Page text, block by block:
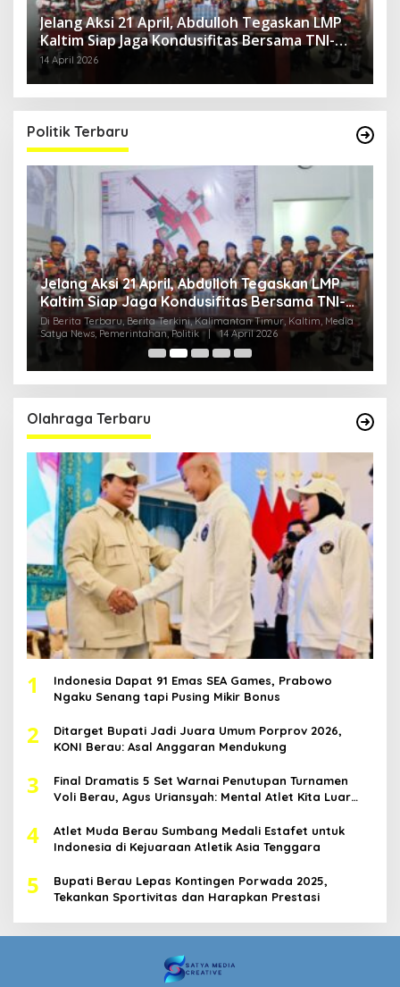
Jelang Aksi 21 April, Abdulloh Tegaskan LMP
Kaltim Siap Jaga Kondusifitas Bersama TNI-
Polri
14 April 2026
Politik Terbaru
Jelang Aksi 21 April, Abdulloh Tegaskan LMP
Kaltim Siap Jaga Kondusifitas Bersama TNI-
Polri
Di Berita Terbaru, Berita Terkini, Kalimantan Timur, Kaltim, Media
Satya News, Pemerintahan, Politik
14 April 2026
Olahraga Terbaru
1
Indonesia Dapat 91 Emas SEA Games, Prabowo
Ngaku Senang tapi Pusing Mikir Bonus
2
Ditarget Bupati Jadi Juara Umum Porprov 2026,
KONI Berau: Asal Anggaran Mendukung
3
Final Dramatis 5 Set Warnai Penutupan Turnamen
Voli Berau, Agus Uriansyah: Mental Atlet Kita Luar
4
Atlet Muda Berau Sumbang Medali Estafet untuk
Indonesia di Kejuaraan Atletik Asia Tenggara
5
Bupati Berau Lepas Kontingen Porwada 2025,
Tekankan Sportivitas dan Harapkan Prestasi